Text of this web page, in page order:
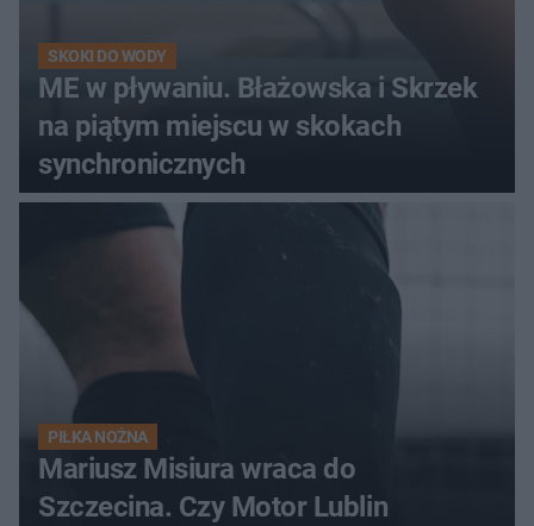
SKOKI DO WODY
ME w pływaniu. Błażowska i Skrzek
na piątym miejscu w skokach
synchronicznych
PIŁKA NOŻNA
Mariusz Misiura wraca do
Szczecina. Czy Motor Lublin